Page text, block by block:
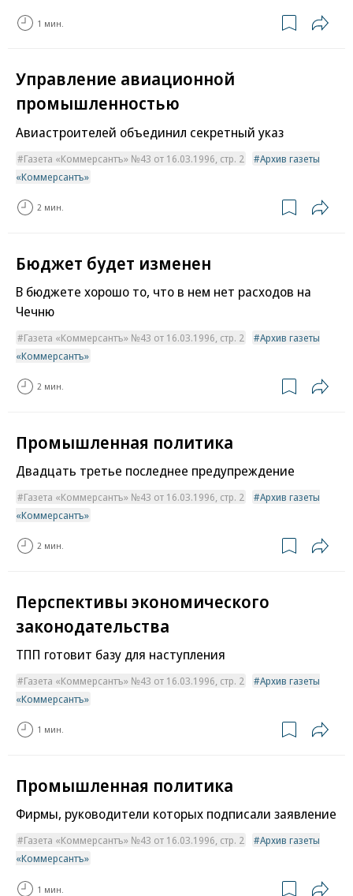
1 мин.
Управление авиационной
промышленностью
Авиастроителей объединил секретный указ
Газета «Коммерсантъ» №43 от 16.03.1996, стр. 2
Архив газеты
«Коммерсантъ»
2 мин.
Бюджет будет изменен
В бюджете хорошо то, что в нем нет расходов на
Чечню
Газета «Коммерсантъ» №43 от 16.03.1996, стр. 2
Архив газеты
«Коммерсантъ»
2 мин.
Промышленная политика
Двадцать третье последнее предупреждение
Газета «Коммерсантъ» №43 от 16.03.1996, стр. 2
Архив газеты
«Коммерсантъ»
2 мин.
Перспективы экономического
законодательства
ТПП готовит базу для наступления
Газета «Коммерсантъ» №43 от 16.03.1996, стр. 2
Архив газеты
«Коммерсантъ»
1 мин.
Промышленная политика
Фирмы, руководители которых подписали заявление
Газета «Коммерсантъ» №43 от 16.03.1996, стр. 2
Архив газеты
«Коммерсантъ»
1 мин.